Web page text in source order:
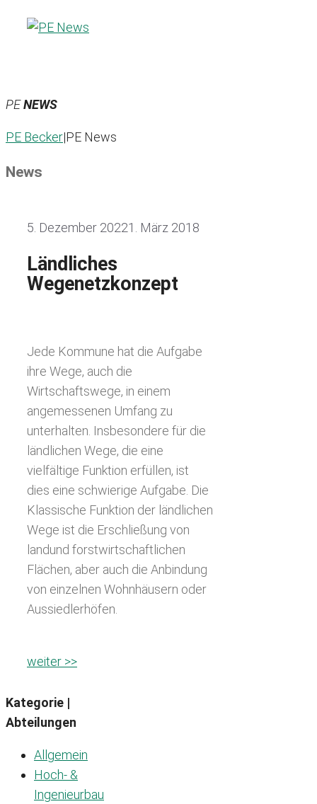
Zum
PENEWS
PE Becker|PE News
News
5. Dezember 20221. März 2018
Ländliches
Wegenetzkonzept
Jede Kommune hat die Aufgabe
ihre Wege, auch die
Wirtschaftswege, in einem
angemessenen Umfang zu
unterhalten. Insbesondere für die
ländlichen Wege, die eine
vielfältige Funktion erfüllen, ist
dies eine schwierige Aufgabe. Die
Klassische Funktion der ländlichen
Wege ist die Erschließung von
landund forstwirtschaftlichen
Flächen, aber auch die Anbindung
von einzelnen Wohnhäusern oder
Aussiedlerhöfen.
weiter >>
Kategorie |
Abteilungen
Allgemein
Hoch- &
Ingenieurbau